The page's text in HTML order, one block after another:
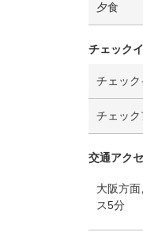
夕食
チェック
チェック
チェック
交通アク
大阪方
ス5分